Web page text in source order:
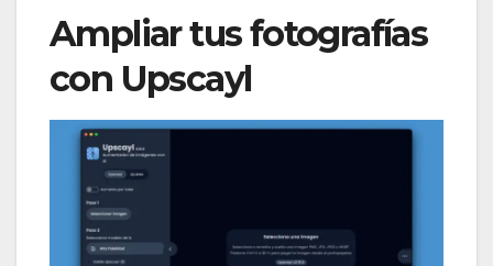
Ampliar tus fotografías
con Upscayl